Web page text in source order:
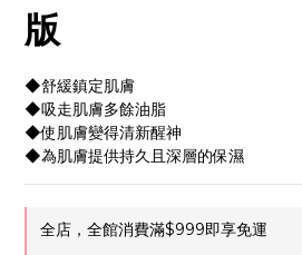
版
◆舒緩鎮定肌膚
◆吸走肌膚多餘油脂
◆使肌膚變得清新醒神
◆為肌膚提供持久且深層的保濕
全店，全館消費滿$999即享免運